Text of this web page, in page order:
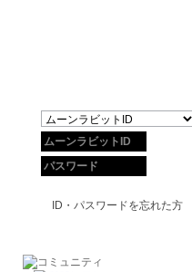
ID・パスワードを忘れた方